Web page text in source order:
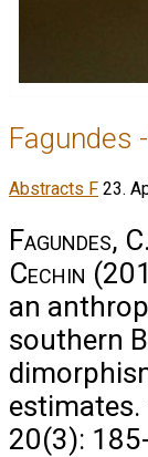
Fagundes
Abstracts F 23.
Fagundes,
Cechin
an
southern
20(3):